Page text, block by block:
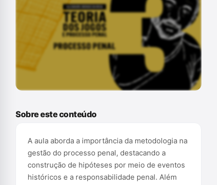
Conteúdo exclusivo para assinantes
Sobre este conteúdo
A aula aborda a importância da metodologia na
gestão do processo penal, destacando a
construção de hipóteses por meio de eventos
históricos e a responsabilidade penal. Além